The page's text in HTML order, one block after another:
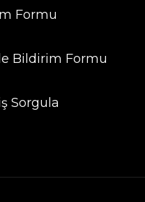
Formu
Bildirim Formu
Sorgula